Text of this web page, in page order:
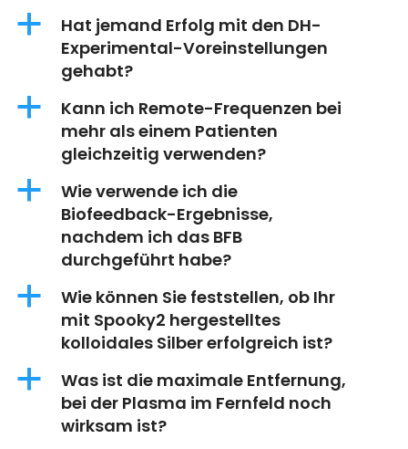
a
Hat jemand Erfolg mit den DH-
Experimental-Voreinstellungen
gehabt?
a
Kann ich Remote-Frequenzen bei
mehr als einem Patienten
gleichzeitig verwenden?
a
Wie verwende ich die
Biofeedback-Ergebnisse,
nachdem ich das BFB
durchgeführt habe?
a
Wie können Sie feststellen, ob Ihr
mit Spooky2 hergestelltes
kolloidales Silber erfolgreich ist?
a
Was ist die maximale Entfernung,
bei der Plasma im Fernfeld noch
wirksam ist?